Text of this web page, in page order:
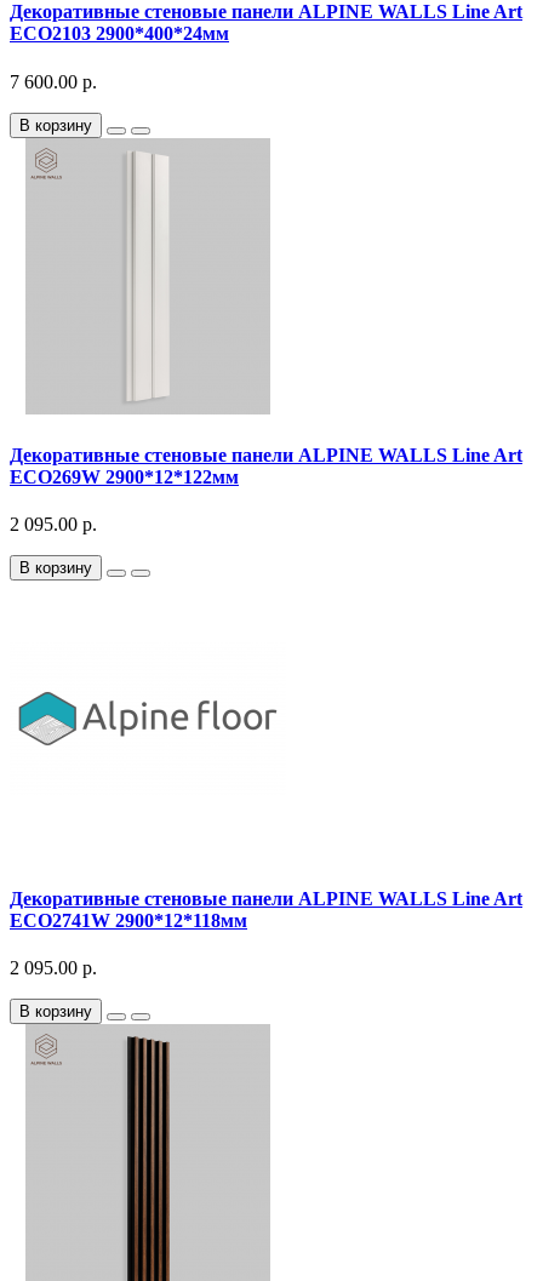
Декоративныe стеновые панели ALPINE WALLS Line Art
ECO2103 2900*400*24мм
7 600.00 р.
В корзину
Декоративныe стеновые панели ALPINE WALLS Line Art
ECO269W 2900*12*122мм
2 095.00 р.
В корзину
Декоративныe стеновые панели ALPINE WALLS Line Art
ECO2741W 2900*12*118мм
2 095.00 р.
В корзину